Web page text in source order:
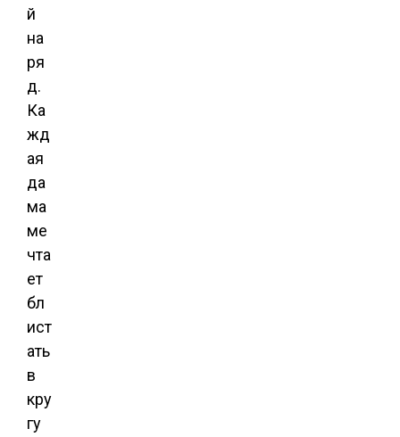
й
на
ря
д.
Ка
жд
ая
да
ма
ме
чта
ет
бл
ист
ать
в
кру
гу